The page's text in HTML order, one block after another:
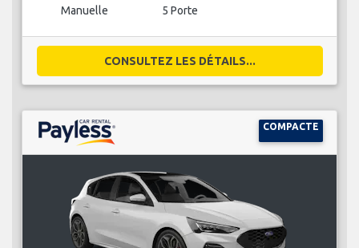
Manuelle 5 Porte
CONSULTEZ LES DÉTAILS...
COMPACTE